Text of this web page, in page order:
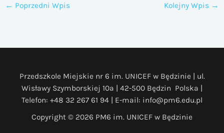
← Poprzedni Wpis Kolejny Wpis →
Przedszkole Miejskie nr 6 im. UNICEF w Będzinie | ul.
Wisławy Szymborskiej 10a | 42-500 Będzin Polska |
Telefon: +48 32 267 61 94 | E-mail: info@pm6.edu.pl
Copyright © 2026 PM6 im. UNICEF w Będzinie